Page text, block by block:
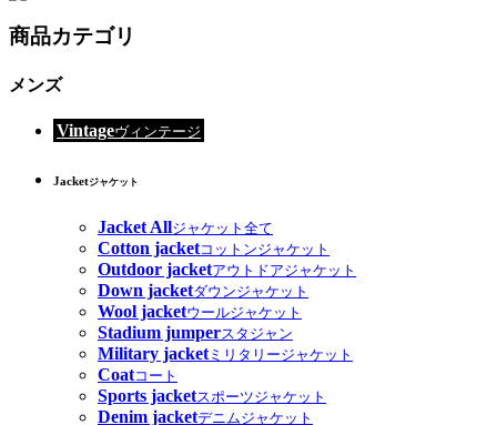
商品カテゴリ
メンズ
Vintageヴィンテージ
Jacketジャケット
Jacket Allジャケット全て
Cotton jacketコットンジャケット
Outdoor jacketアウトドアジャケット
Down jacketダウンジャケット
Wool jacketウールジャケット
Stadium jumperスタジャン
Military jacketミリタリージャケット
Coatコート
Sports jacketスポーツジャケット
Denim jacketデニムジャケット